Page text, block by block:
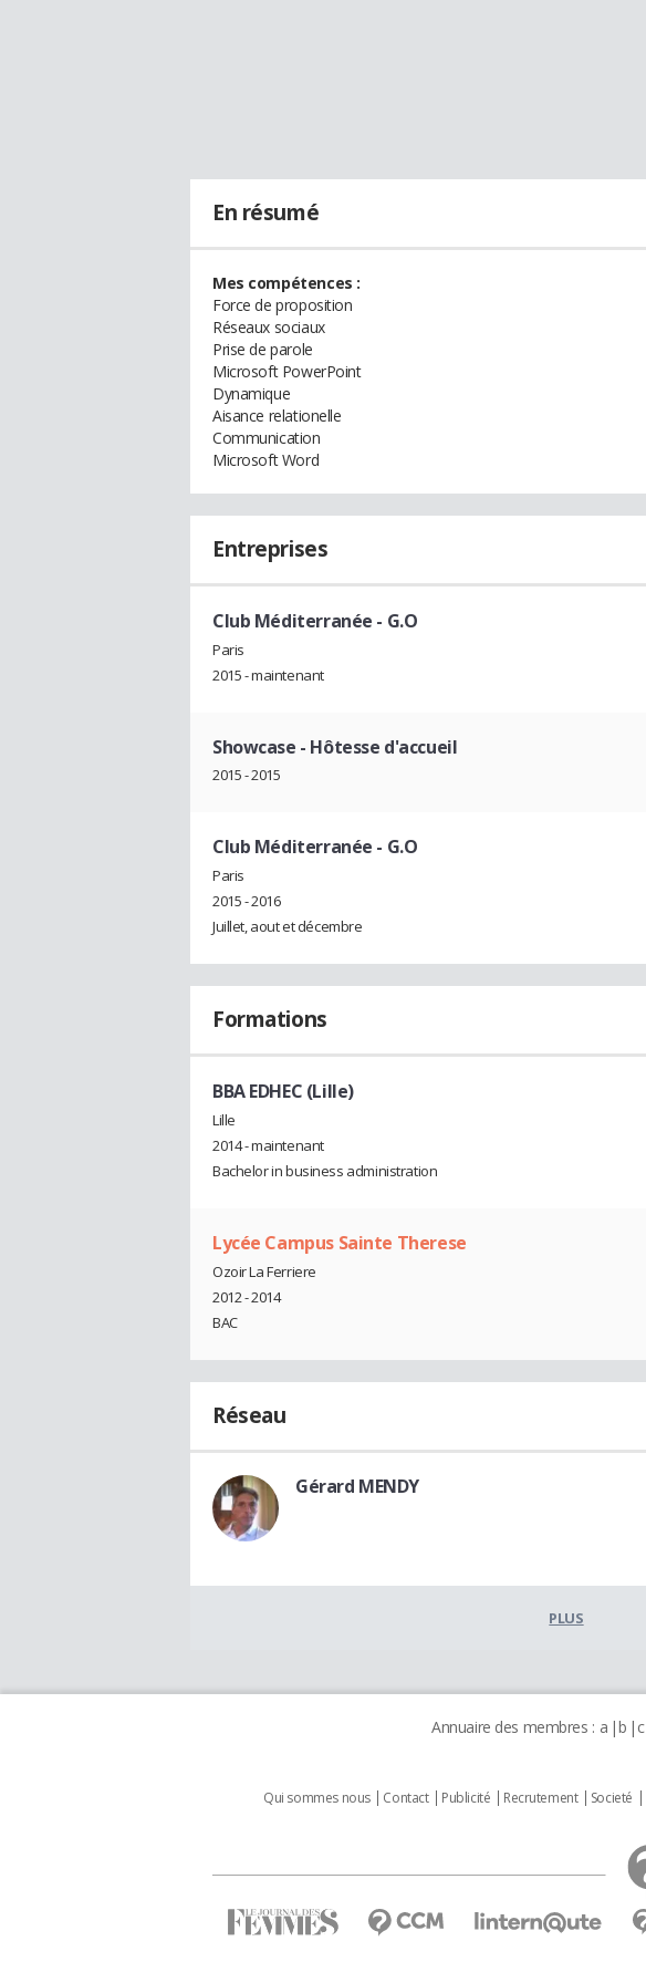
En résumé
Mes compétences :
Force de proposition
Réseaux sociaux
Prise de parole
Microsoft PowerPoint
Dynamique
Aisance relationelle
Communication
Microsoft Word
Entreprises
Club Méditerranée - G.O
Paris
2015 - maintenant
Showcase - Hôtesse d'accueil
2015 - 2015
Club Méditerranée - G.O
Paris
2015 - 2016
Juillet, aout et décembre
Formations
BBA EDHEC (Lille)
Lille
2014 - maintenant
Bachelor in business administration
Lycée Campus Sainte Therese
Ozoir La Ferriere
2012 - 2014
BAC
Réseau
Gérard MENDY
PLUS
Annuaire des membres : a b c
Qui sommes nous Contact Publicité Recrutement Societé